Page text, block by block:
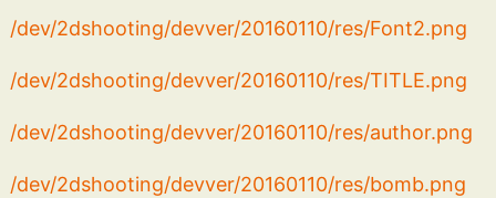
/dev/2dshooting/devver/20160110/res/Font2.png
/dev/2dshooting/devver/20160110/res/TITLE.png
/dev/2dshooting/devver/20160110/res/author.png
/dev/2dshooting/devver/20160110/res/bomb.png